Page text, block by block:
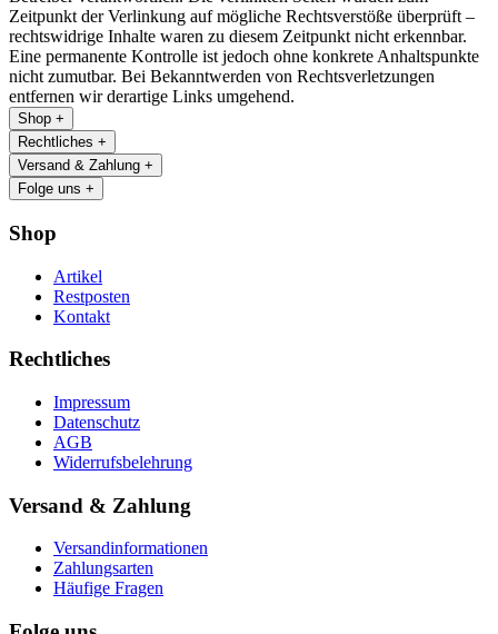
Zeitpunkt der Verlinkung auf mögliche Rechtsverstöße überprüft –
rechtswidrige Inhalte waren zu diesem Zeitpunkt nicht erkennbar.
Eine permanente Kontrolle ist jedoch ohne konkrete Anhaltspunkte
nicht zumutbar. Bei Bekanntwerden von Rechtsverletzungen
entfernen wir derartige Links umgehend.
Shop +
Rechtliches +
Versand & Zahlung +
Folge uns +
Shop
Artikel
Restposten
Kontakt
Rechtliches
Impressum
Datenschutz
AGB
Widerrufsbelehrung
Versand & Zahlung
Versandinformationen
Zahlungsarten
Häufige Fragen